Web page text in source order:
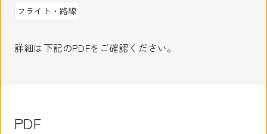
フライト・路線
詳細は下記のPDFをご確認ください。
PDF